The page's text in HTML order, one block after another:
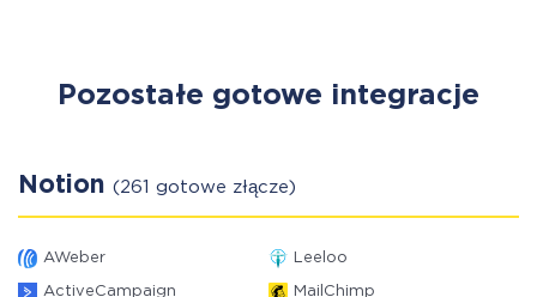
Pozostałe gotowe integracje
Notion (261 gotowe złącze)
AWeber Leeloo
ActiveCampaign MailChimp